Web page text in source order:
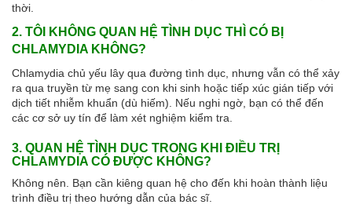
thời.
2. TÔI KHÔNG QUAN HỆ TÌNH DỤC THÌ CÓ BỊ
CHLAMYDIA KHÔNG?
Chlamydia chủ yếu lây qua đường tình dục, nhưng vẫn có thể xảy
ra qua truyền từ mẹ sang con khi sinh hoặc tiếp xúc gián tiếp với
dịch tiết nhiễm khuẩn (dù hiếm). Nếu nghi ngờ, bạn có thể đến
các cơ sở uy tín để làm xét nghiệm kiểm tra.
3. QUAN HỆ TÌNH DỤC TRONG KHI ĐIỀU TRỊ
CHLAMYDIA CÓ ĐƯỢC KHÔNG?
Không nên. Bạn cần kiêng quan hệ cho đến khi hoàn thành liệu
trình điều trị theo hướng dẫn của bác sĩ.